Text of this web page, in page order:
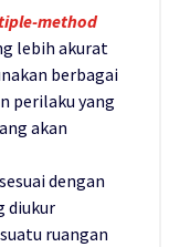
method
lebih akurat
berbagai
perilaku yang
akan
dengan
diukur
ruangan